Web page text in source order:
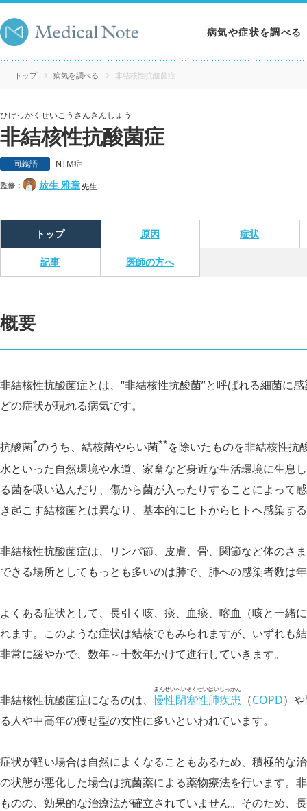
病気や症状を調べる
病気を調べる
トップ 病気を調べる 非結核性抗酸菌症
ひけっかくせいこうさんきんしょう
非結核性抗酸菌症
同義語 NTM症
監修： 放生 雅章先生
トップ 原因 症状
記事 医師の方へ
概要
非結核性抗酸菌症とは、“非結核性抗酸菌”と呼ばれる細菌に
どの症状が現れる病気です。
抗酸菌*のうち、結核菌やらい菌**を除いたものを非結核性抗
水といった自然環境や水道、家畜など身近な生活環境に生息
る菌を吸い込んだり、傷から菌が入ったりすることによって
き起こす結核菌とは異なり、基本的にヒトからヒトへ感染す
非結核性抗酸菌症は、リンパ節、皮膚、骨、関節など体のさ
できる場所としてもっとも多いのは肺で、肺への感染者数は
よくある症状として、長引く咳、痰、血痰、喀血（咳と一緒
れます。このような症状は結核でもみられますが、いずれも
非常に緩やかで、数年～十数年かけて進行していきます。
非結核性抗酸菌症になるのは、慢性閉塞性肺疾患
まんせいへいそくせいはいしっかん
（COPD）
る人や中高年の痩せ型の女性に多いといわれています。
症状が軽い場合は自然によくなることもあるため、積極的な
の状態が悪化した場合は抗菌薬による薬物療法を行います。
ものの、効果的な治療法が確立されていません。そのため、